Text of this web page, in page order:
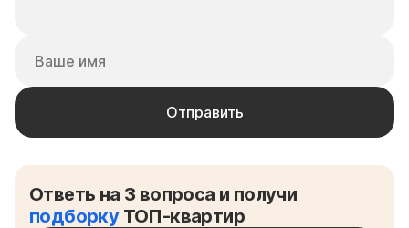
Ответь на 3 вопроса и получи
подборкуТОП-квартир